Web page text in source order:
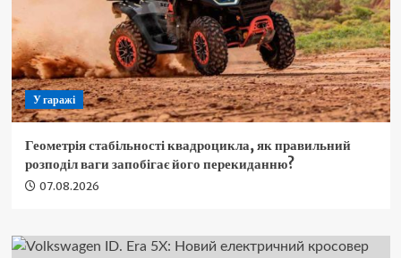
У гаражі
Геометрія стабільності квадроцикла, як правильний
розподіл ваги запобігає його перекиданню?
07.08.2026